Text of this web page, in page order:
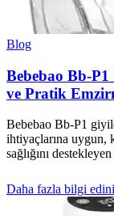
Blog
Bebebao Bb-
ve Pratik
Bebebao Bb-P1
ihtiyaçlarına uygun,
sağlığını
Daha fazla bilgi